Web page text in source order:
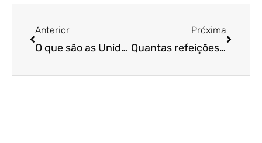
Anterior
O que são as Unidades Sociais Produtoras de Refeições (USPR)?
Próxima
Quantas refeições serão produzidas e distribuídas por dia pelas Unidades Sociais Produtoras de Refeições (USPR)?